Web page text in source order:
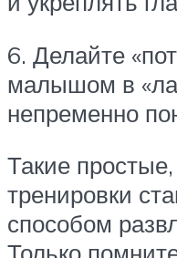
6. Делайте
малышом в
непременно
Такие
тренировки
способом